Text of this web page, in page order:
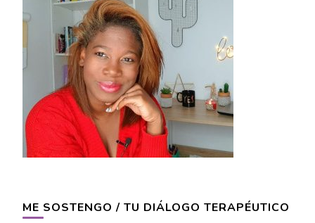
ME SOSTENGO / TU DIÁLOGO TERAPÉUTICO